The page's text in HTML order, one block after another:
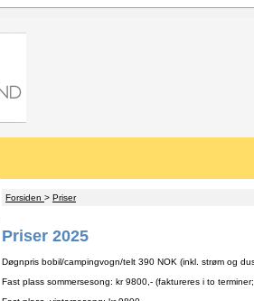
Forsiden > Priser
Priser 2025
Døgnpris bobil/campingvogn/telt 390 NOK (inkl. strøm og
Fast plass sommersesong: kr 9800,- (faktureres i to